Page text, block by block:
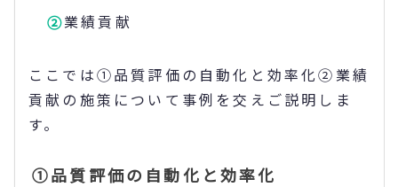
業績貢献
ここでは①品質評価の自動化と効率化②業績
貢献の施策について事例を交えご説明しま
す。
①品質評価の自動化と効率化